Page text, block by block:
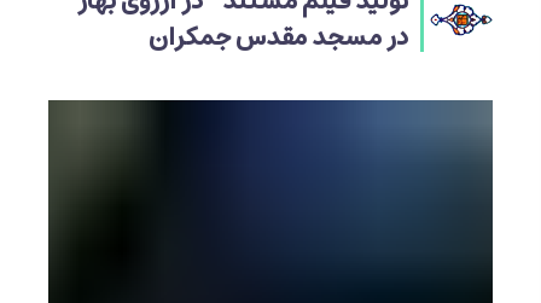
در مسجد مقدس جمکران